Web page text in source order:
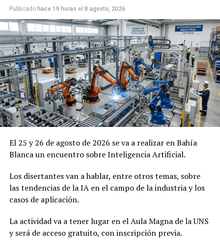
Publicado hace 19 horas el 8 agosto, 2026
El 25 y 26 de agosto de 2026 se va a realizar en Bahía
Blanca un encuentro sobre Inteligencia Artificial.
Los disertantes van a hablar, entre otros temas, sobre
las tendencias de la IA en el campo de la industria y los
casos de aplicación.
La actividad va a tener lugar en el Aula Magna de la UNS
y será de acceso gratuito, con inscripción previa.